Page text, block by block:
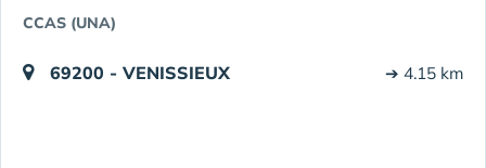
CCAS (UNA)
69200 - VENISSIEUX ➔ 4.15 km